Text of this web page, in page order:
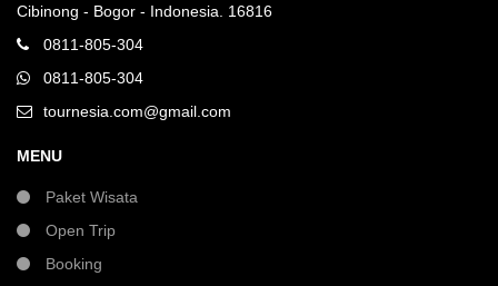
Cibinong - Bogor - Indonesia. 16816
0811-805-304
0811-805-304
tournesia.com@gmail.com
MENU
Paket Wisata
Open Trip
Booking